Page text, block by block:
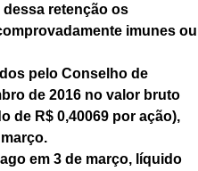
dessa retenção os
imunes ou
pelo Conselho de
de 2016 no valor bruto
de R$ 0,40069 por ação),
em 3 de março, líquido